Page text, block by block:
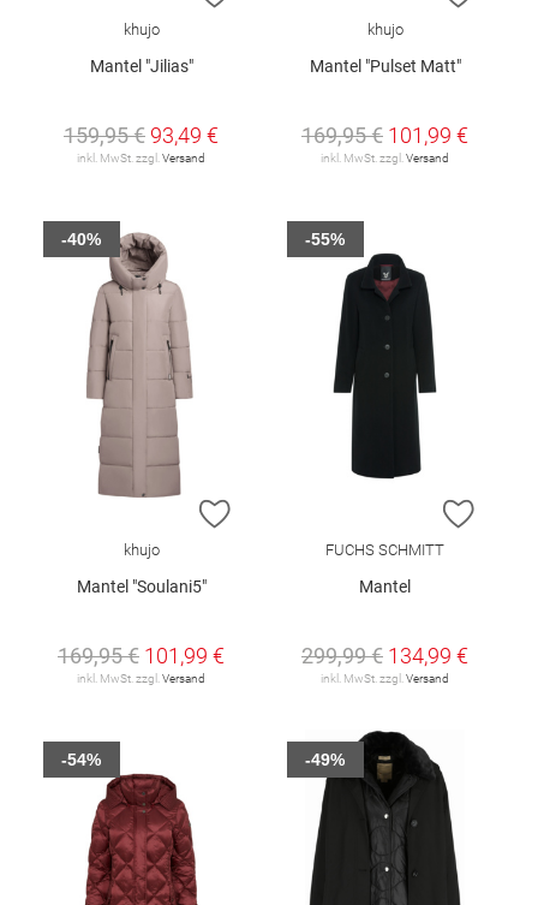
khujo
Mantel "Jilias"
159,95 € 93,49 €
inkl. MwSt. zzgl.Versand
khujo
Mantel "Pulset Matt"
169,95 € 101,99 €
inkl. MwSt. zzgl.Versand
ZUR WUNSCHLISTE HINZUFÜGEN
khujo
Mantel "Soulani5"
169,95 € 101,99 €
inkl. MwSt. zzgl. Versand
-40%
ZUR
FUCHS SCHMITT
Mantel
299,99 € 134,99 €
inkl. MwSt. zzgl. Versand
-55%
-54% -49%